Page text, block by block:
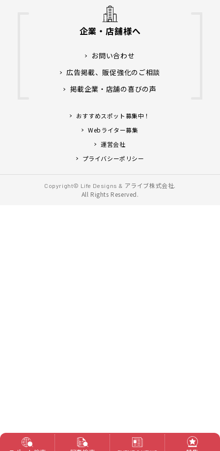
企業・店舗様へ
お問い合わせ
広告掲載、販促強化のご相談
掲載企業・店舗の喜びの声
おすすめスポット募集中！
Webライター募集
運営会社
プライバシーポリシー
Copyright© Life Designs & アライブ株式会社.
All Rights Reserved.